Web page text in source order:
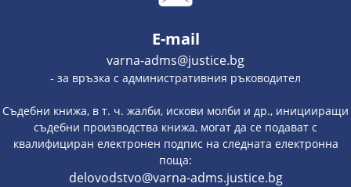
E-mail
varna-adms@justice.bg
- за връзка с административния ръководител
Съдебни книжа, в т. ч. жалби, искови молби и др., иницииращи
съдебни производства книжа, могат да се подават с
квалифициран електронен подпис на следната електронна
поща:
delovodstvo@varna-adms.justice.bg